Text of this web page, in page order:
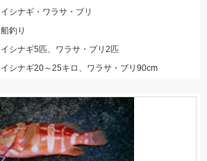
イシナギ・ワラサ・ブリ
船釣り
イシナギ5匹、ワラサ・ブリ2匹
イシナギ20～25キロ、ワラサ・ブリ90cm